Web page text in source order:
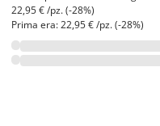
22,95 € /pz. (-28%)
Prima era: 22,95 € /pz. (-28%)